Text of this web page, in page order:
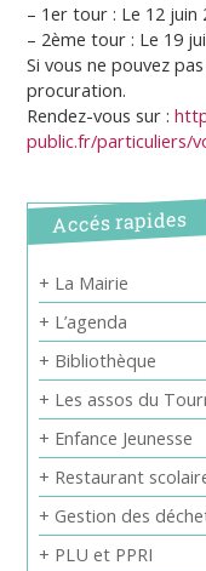
– 1er tour : Le 12 juin
– 2ème tour : Le 19
Si vous ne pouvez
procuration.
Rendez-vous sur :
public.fr/particuliers/
Accés rapides
+ La Mairie
+ L’agenda
+ Bibliothèque
+ Les assos du
+ Enfance Jeunesse
+ Restaurant
+ Gestion des
+ PLU et PPRI